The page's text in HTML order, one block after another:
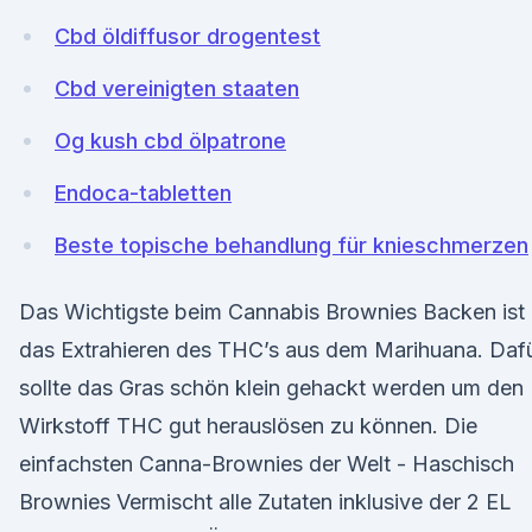
Cbd öldiffusor drogentest
Cbd vereinigten staaten
Og kush cbd ölpatrone
Endoca-tabletten
Beste topische behandlung für knieschmerzen
Das Wichtigste beim Cannabis Brownies Backen ist
das Extrahieren des THC’s aus dem Marihuana.
sollte das Gras schön klein gehackt werden um den
Wirkstoff THC gut herauslösen zu können. Die
einfachsten Canna-Brownies der Welt - Haschisch
Brownies Vermischt alle Zutaten inklusive der 2 EL